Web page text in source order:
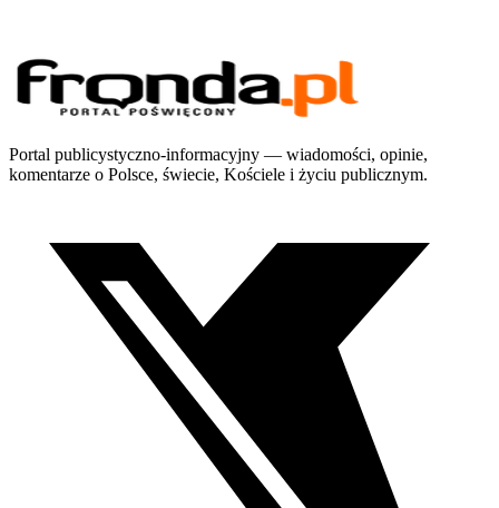
Portal publicystyczno-informacyjny — wiadomości, opinie,
komentarze o Polsce, świecie, Kościele i życiu publicznym.